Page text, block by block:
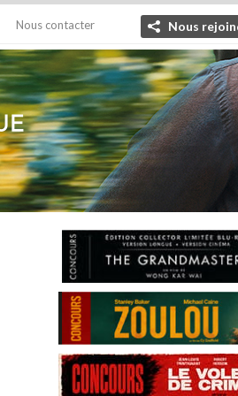
Nous contacter Nous